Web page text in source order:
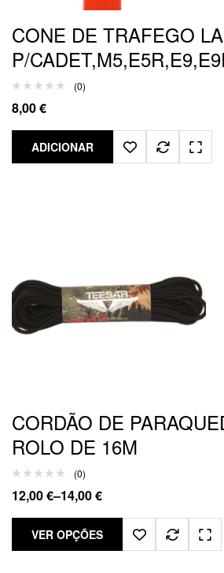
CONE DE TRAFEGO
P/
(0)
8,00€
ADICIONAR
CORDÃO DE
ROLO DE 16M
(0)
12,00€–14,00€
VER OPÇÕES